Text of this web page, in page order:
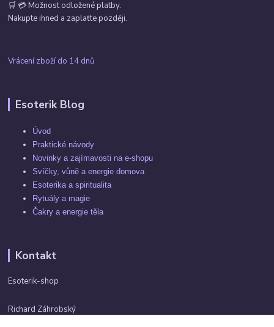
🛒 💳 Možnost odložené platby.
Nakupte ihned a zaplaťte později.
Vrácení zboží do 14 dnů
Esoterik Blog
Úvod
Praktické návody
Novinky a zajímavosti na e-shopu
Svíčky, vůně a energie domova
Esoterika a spiritualita
Rytuály a magie
Čakry a energie těla
Kontakt
Esoterik-shop
Richard Záhrobský